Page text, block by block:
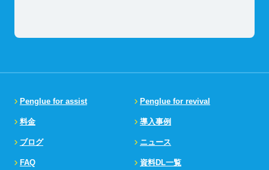
Penglue for assist Penglue for revival
料金 導入事例
ブログ ニュース
FAQ 資料DL一覧